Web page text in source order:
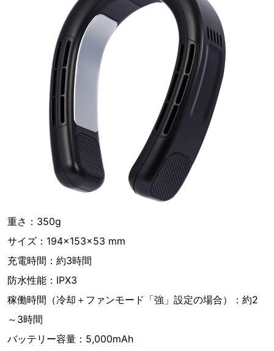
重さ：350g
サイズ：194×153×53 mm
充電時間：約3時間
防水性能：IPX3
稼働時間（冷却＋ファンモード「強」設定の場合）：約2
～3時間
バッテリー容量：5,000mAh